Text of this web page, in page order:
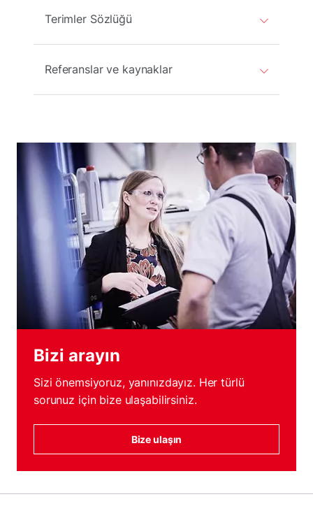
Terimler Sözlüğü
Referanslar ve kaynaklar
Bizi arayın
Sizi önemsiyoruz, yanınızdayız. Her türlü
sorunuz için bize ulaşabilirsiniz.
Bize ulaşın